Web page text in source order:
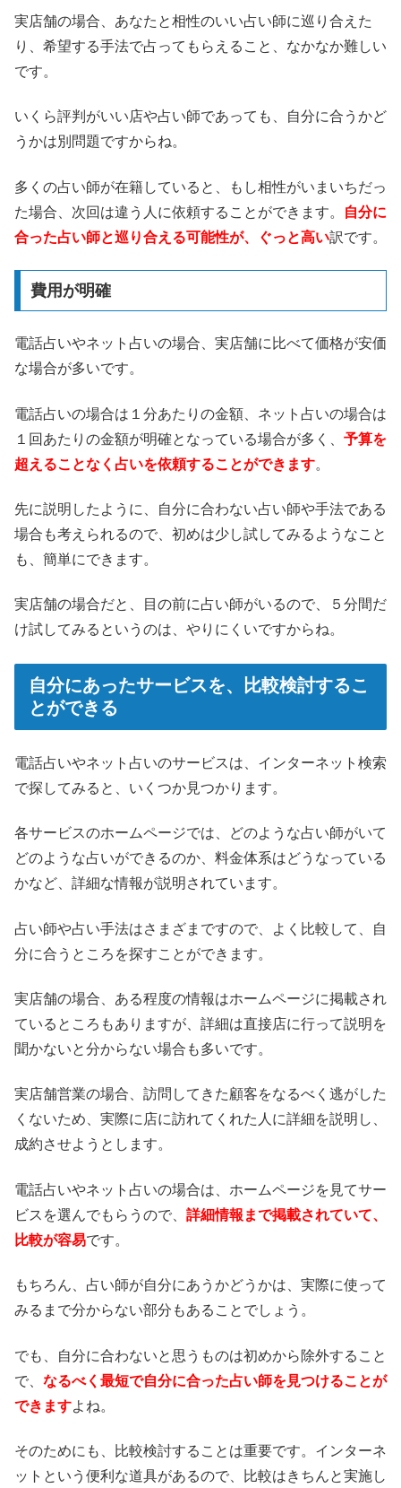
実店舗の場合、あなたと相性のいい占い師に巡り合えた
り、希望する手法で占ってもらえること、なかなか難しい
です。
いくら評判がいい店や占い師であっても、自分に合うかど
うかは別問題ですからね。
多くの占い師が在籍していると、もし相性がいまいちだっ
た場合、次回は違う人に依頼することができます。
自分に
合った占い師と巡り合える可能性が、ぐっと高い訳です。
費用が明確
電話占いやネット占いの場合、実店舗に比べて価格が安価
な場合が多いです。
電話占いの場合は１分あたりの金額、ネット占いの場合は
１回あたりの金額が明確となっている場合が多く、 予算を
超えることなく占いを依頼することができます。
先に説明したように、自分に合わない占い師や手法である
場合も考えられるので、初めは少し試してみるようなこと
も、簡単にできます。
実店舗の場合だと、目の前に占い師がいるので、５分間だ
け試してみるというのは、やりにくいですからね。
自分にあったサービスを、比較検討するこ
とができる
電話占いやネット占いのサービスは、インターネット検索
で探してみると、いくつか見つかります。
各サービスのホームページでは、どのような占い師がいて
どのような占いができるのか、料金体系はどうなっている
かなど、詳細な情報が説明されています。
占い師や占い手法はさまざまですので、よく比較して、自
分に合うところを探すことができます。
実店舗の場合、ある程度の情報はホームページに掲載され
ているところもありますが、詳細は直接店に行って説明を
聞かないと分からない場合も多いです。
実店舗営業の場合、訪問してきた顧客をなるべく逃がした
くないため、実際に店に訪れてくれた人に詳細を説明し、
成約させようとします。
電話占いやネット占いの場合は、ホームページを見てサー
ビスを選んでもらうので、 詳細情報まで掲載されていて、
比較が容易です。
もちろん、占い師が自分にあうかどうかは、実際に使って
みるまで分からない部分もあることでしょう。
でも、自分に合わないと思うものは初めから除外すること
で、 なるべく最短で自分に合った占い師を見つけることが
できますよね。
そのためにも、比較検討することは重要です。インターネ
ットという便利な道具があるので、比較はきちんと実施し